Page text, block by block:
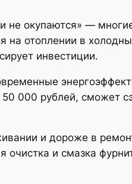
окупаются» —
на отоплении в
инвестиции.
000 рублей, сможет
и дороже в
и смазка